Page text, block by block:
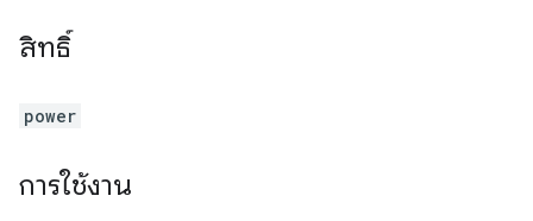
สิทธิ์
power
การใช้งาน